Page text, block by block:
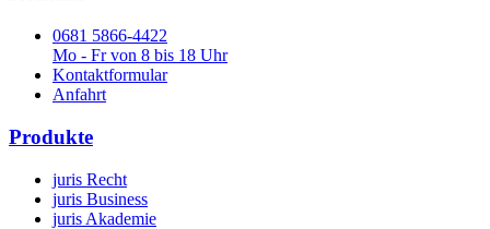
0681 5866-4422
Mo - Fr von 8 bis 18 Uhr
Kontaktformular
Anfahrt
Produkte
juris Recht
juris Business
juris Akademie